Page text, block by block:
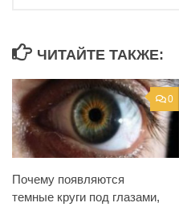
ЧИТАЙТЕ ТАКЖЕ:
0
Почему появляются
темные круги под глазами,